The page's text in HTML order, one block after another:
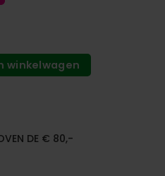
winkelwagen
DE € 80,-